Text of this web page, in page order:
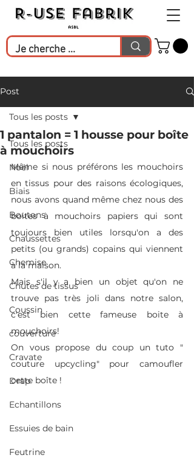
Post
Tous les posts
Noël
Biais
Boutons
Chaussettes
Chemise
Chutes de tissus
Coussin
couverture
Cravate
Drap
Echantillons
Essuies de bain
Feutrine
Tous les posts
1 pantalon = 1 housse pour boîte
à mouchoirs
Même si nous préférons les mouchoirs
en tissus pour des raisons écologiques,
nous avons quand même chez nous des
boites à mouchoirs papiers qui sont
toujours bien utiles lorsqu'on a des
petits (ou grands) copains qui viennent
à la maison.
Mais s'il y a bien un objet qu'on ne
trouve pas très joli dans notre salon,
c'est bien cette fameuse boite à
mouchoirs!
On vous propose du coup un tuto "
couture upcycling" pour camoufler
cette boîte !